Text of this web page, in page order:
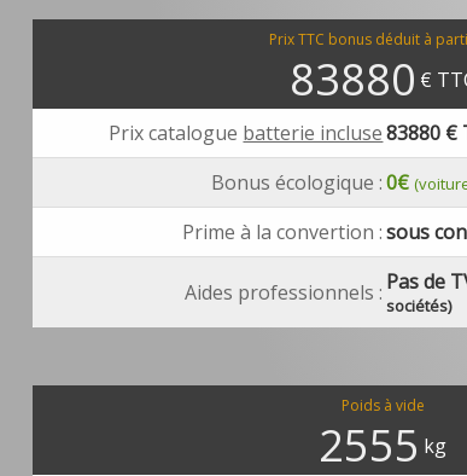
Prix TTC bonus déduit à
83880 €
Prix catalogue batterie incluse 83880 €
Bonus écologique : 0€
Prime à la convertion : sous
Aides professionnels : Pas de
sociétés)
Poids à vide
2555 kg